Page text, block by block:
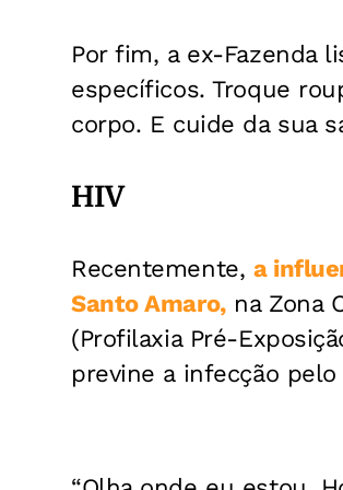
Por fim, a ex-Fazenda
específicos. Troque
corpo. E cuide da sua
HIV
Recentemente, a
Santo Amaro,na Zona
(Profilaxia Pré-
previne a infecção pelo